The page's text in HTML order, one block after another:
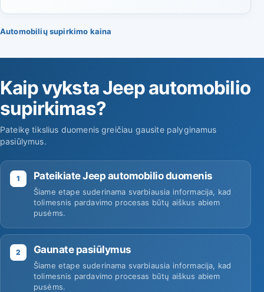
Automobilių supirkimo kaina
Kaip vyksta Jeep automobilio
supirkimas?
Pateikę tikslius duomenis greičiau gausite palyginamus
pasiūlymus.
1 Pateikiate Jeep automobilio duomenis
Šiame etape suderinama svarbiausia informacija, kad
tolimesnis pardavimo procesas būtų aiškus abiem
pusėms.
2 Gaunate pasiūlymus
Šiame etape suderinama svarbiausia informacija, kad
tolimesnis pardavimo procesas būtų aiškus abiem
pusėms.